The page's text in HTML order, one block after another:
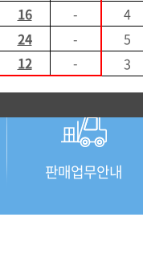
판매업무안내
16 - 4
24 - 5
12 - 3